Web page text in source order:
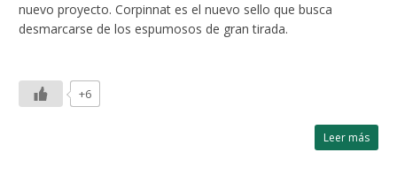
nuevo proyecto. Corpinnat es el nuevo sello que busca
desmarcarse de los espumosos de gran tirada.
+6
Leer más